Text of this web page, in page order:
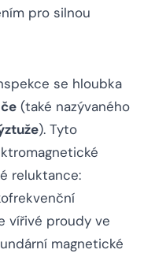
pro silnou
se hloubka
(také nazývaného
). Tyto
reluktance:
vířivé proudy ve
magnetické